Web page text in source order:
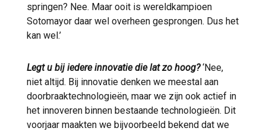
springen? Nee. Maar ooit is wereldkampioen
Sotomayor daar wel overheen gesprongen. Dus het
kan wel.’
Legt u bij iedere innovatie die lat zo hoog?‘Nee,
niet altijd. Bij innovatie denken we meestal aan
doorbraaktechnologieën, maar we zijn ook actief in
het innoveren binnen bestaande technologieën. Dit
voorjaar maakten we bijvoorbeeld bekend dat we